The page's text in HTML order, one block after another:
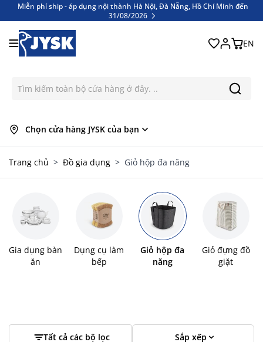
Miễn phí ship - áp dụng nội thành Hà Nội, Đà Nẵng, Hồ Chí Minh đến
31/08/2026
EN
Chọn cửa hàng JYSK của bạn
Trang chủ > Đồ gia dụng > Giỏ hộp đa năng
Gia dụng bàn
ăn
Dụng cụ làm
bếp
Giỏ hộp đa
năng
Giỏ đựng đồ
giặt
Tất cả các bộ lọc Sắp xếp